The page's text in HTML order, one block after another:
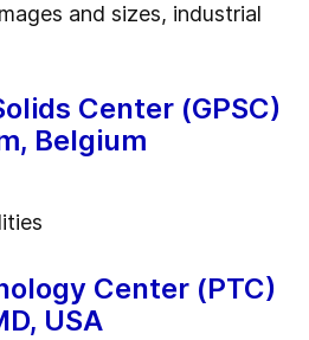
and sizes, industrial
Center (GPSC)
Belgium
Center (PTC)
USA